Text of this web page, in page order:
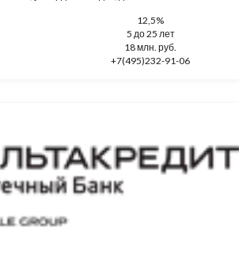
12,5%
5 до 25 лет
18 млн. руб.
+7(495)232-91-06